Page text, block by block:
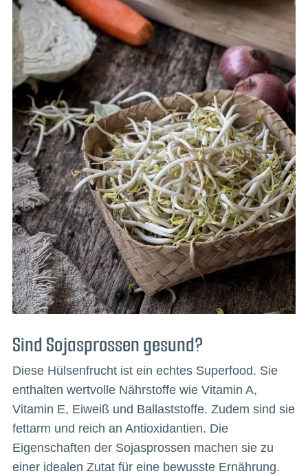
Sind Sojasprossen gesund?
Diese Hülsenfrucht ist ein echtes Superfood. Sie
enthalten wertvolle Nährstoffe wie Vitamin A,
Vitamin E, Eiweiß und Ballaststoffe. Zudem sind sie
fettarm und reich an Antioxidantien. Die
Eigenschaften der Sojasprossen machen sie zu
einer idealen Zutat für eine bewusste Ernährung.